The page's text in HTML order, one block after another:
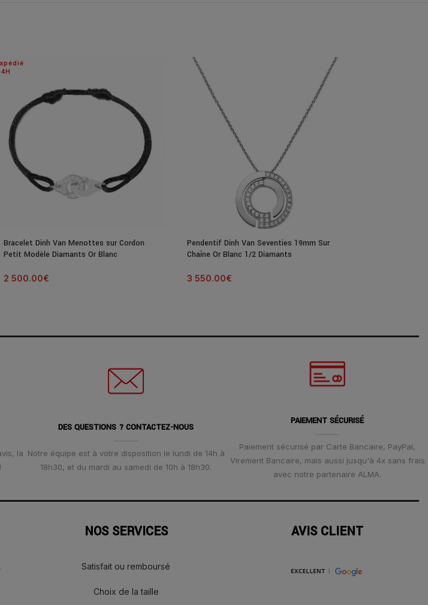
Bracelet Dinh Van Menottes sur Cordon
Petit Modèle Diamants Or Blanc
2 500.00€
Pendentif Dinh Van Seventies 19mm Sur
Chaîne Or Blanc 1/2 Diamants
3 550.00€
la
DES QUESTIONS ? CONTACTEZ-NOUS
Notre équipe est à votre disposition le lundi de 14h à
18h30, et du mardi au samedi de 10h à 18h30.
PAIEMENT SÉCURISÉ
Paiement sécurisé par Carte Bancaire, PayPal,
Virement Bancaire, mais aussi jusqu'à 4x sans frais
avec notre partenaire ALMA.
NOS SERVICES
Satisfait ou remboursé
Choix de la taille
AVIS CLIENT